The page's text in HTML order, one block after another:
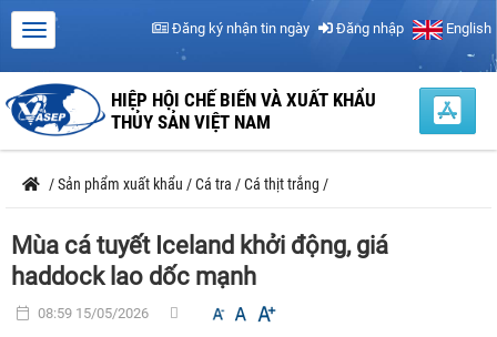
Đăng ký nhận tin ngày Đăng nhập English
HIỆP HỘI CHẾ BIẾN VÀ XUẤT KHẨU
THỦY SẢN VIỆT NAM
/Sản phẩm xuất khẩu /Cá tra /Cá thịt trắng /
Mùa cá tuyết Iceland khởi động, giá
haddock lao dốc mạnh
08:59 15/05/2026